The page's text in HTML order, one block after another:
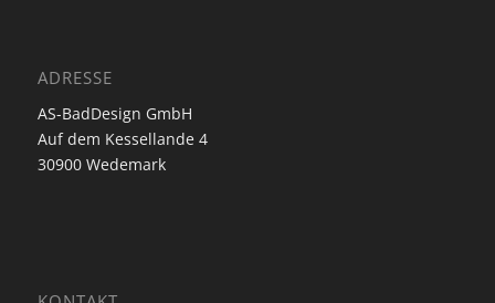
ADRESSE
AS-BadDesign GmbH
Auf dem Kessellande 4
30900 Wedemark